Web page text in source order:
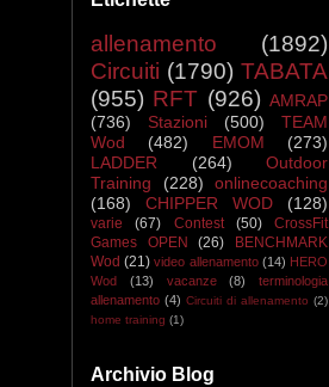
allenamento
(1892)
Circuiti (1790) TABATA
(955) RFT (926) AMRAP
(736)
Stazioni (500)
TEAM
Wod
(482) EMOM
(273)
LADDER
(264)
Outdoor
Training
(228)
onlinecoaching
(168)
CHIPPER WOD (128)
varie (67) Contest (50)
CrossFit
Games OPEN
(26)
BENCHMARK
Wod (21) video allenamento (14) HERO
Wod
(13) vacanze (8)
terminologia
allenamento (4) Circuiti di allenamento (2)
home training (1)
Archivio Blog